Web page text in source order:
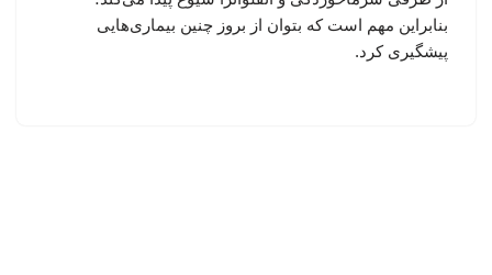
بنابراین مهم است که بتوان از بروز چنین بیماری‌هایی
پیشگیری کرد.